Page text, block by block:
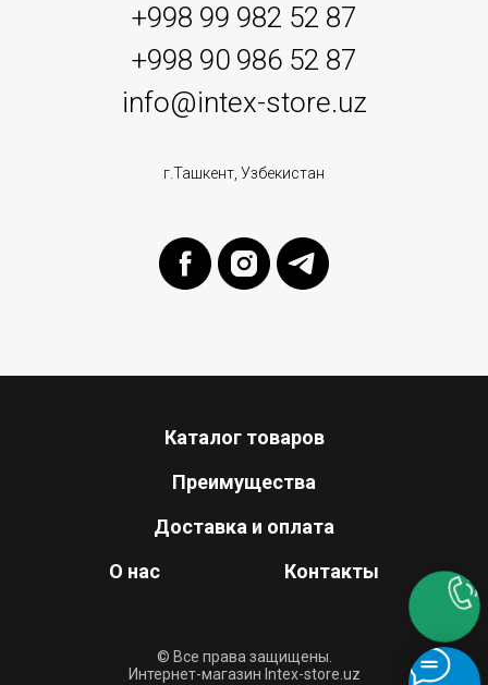
+998 99 982 52 87
+998 90 986 52 87
info@intex-store.uz
г.Ташкент, Узбекистан
Каталог товаров
Преимущества
Доставка и оплата
О нас
Контакты
© Все права защищены.
Интернет-магазин Intex-store.uz